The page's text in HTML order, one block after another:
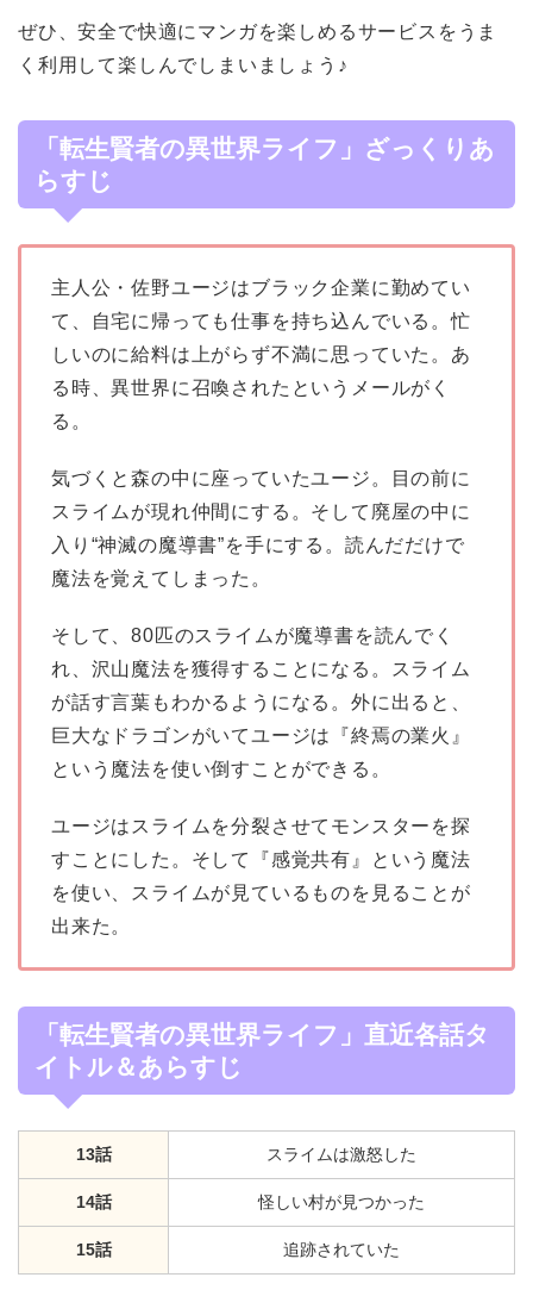
ぜひ、安全で快適にマンガを楽しめるサービスをうま
く利用して楽しんでしまいましょう♪
「転生賢者の異世界ライフ」ざっくりあ
らすじ
主人公・佐野ユージはブラック企業に勤めてい
て、自宅に帰っても仕事を持ち込んでいる。忙
しいのに給料は上がらず不満に思っていた。あ
る時、異世界に召喚されたというメールがく
る。
気づくと森の中に座っていたユージ。目の前に
スライムが現れ仲間にする。そして廃屋の中に
入り“神滅の魔導書”を手にする。読んだだけで
魔法を覚えてしまった。
そして、80匹のスライムが魔導書を読んでく
れ、沢山魔法を獲得することになる。スライム
が話す言葉もわかるようになる。外に出ると、
巨大なドラゴンがいてユージは『終焉の業火』
という魔法を使い倒すことができる。
ユージはスライムを分裂させてモンスターを探
すことにした。そして『感覚共有』という魔法
を使い、スライムが見ているものを見ることが
出来た。
「転生賢者の異世界ライフ」直近各話タ
イトル＆あらすじ
13話 スライムは激怒した
14話 怪しい村が見つかった
15話 追跡されていた